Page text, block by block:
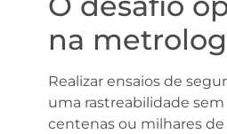
na
Realizar ensaios de
uma rastreabilidade
centenas ou milhares